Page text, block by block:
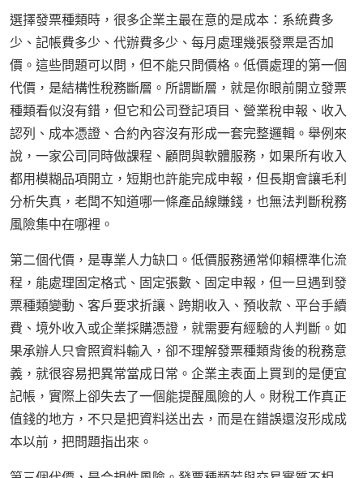
選擇發票種類時，很多企業主最在意的是成本：系統費多
少、記帳費多少、代辦費多少、每月處理幾張發票是否加
價。這些問題可以問，但不能只問價格。低價處理的第一個
代價，是結構性稅務斷層。所謂斷層，就是你眼前開立發票
種類看似沒有錯，但它和公司登記項目、營業稅申報、收入
認列、成本憑證、合約內容沒有形成一套完整邏輯。舉例來
說，一家公司同時做課程、顧問與軟體服務，如果所有收入
都用模糊品項開立，短期也許能完成申報，但長期會讓毛利
分析失真，老闆不知道哪一條產品線賺錢，也無法判斷稅務
風險集中在哪裡。
第二個代價，是專業人力缺口。低價服務通常仰賴標準化流
程，能處理固定格式、固定張數、固定申報，但一旦遇到發
票種類變動、客戶要求折讓、跨期收入、預收款、平台手續
費、境外收入或企業採購憑證，就需要有經驗的人判斷。如
果承辦人只會照資料輸入，卻不理解發票種類背後的稅務意
義，就很容易把異常當成日常。企業主表面上買到的是便宜
記帳，實際上卻失去了一個能提醒風險的人。財稅工作真正
值錢的地方，不只是把資料送出去，而是在錯誤還沒形成成
本以前，把問題指出來。